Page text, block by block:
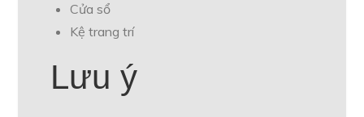
Cửa sổ
Kệ trang trí
Lưu ý